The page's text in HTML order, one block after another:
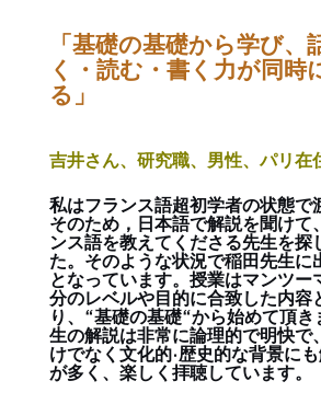
「基礎の基礎から学び、
く・読む・書く力が同時
る」
吉井さん、研究職、男性、パリ在
私はフランス語超初学者の状態で
そのため，日本語で解説を聞けて
ンス語を教えてくださる先生を探
た。そのような状況で稲田先生に
となっています。授業はマンツー
分のレベルや目的に合致した内容
り、“基礎の基礎“から始めて頂
生の解説は非常に論理的で明快で
けでなく文化的·歴史的な背景に
が多く、楽しく拝聴しています。